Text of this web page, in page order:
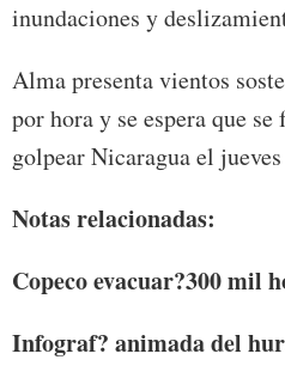
inundaciones y
Alma presenta vientos
por hora y se espera que
golpear Nicaragua el
Notas relacionadas:
Copeco evacuar?300 mil
Infograf? animada del